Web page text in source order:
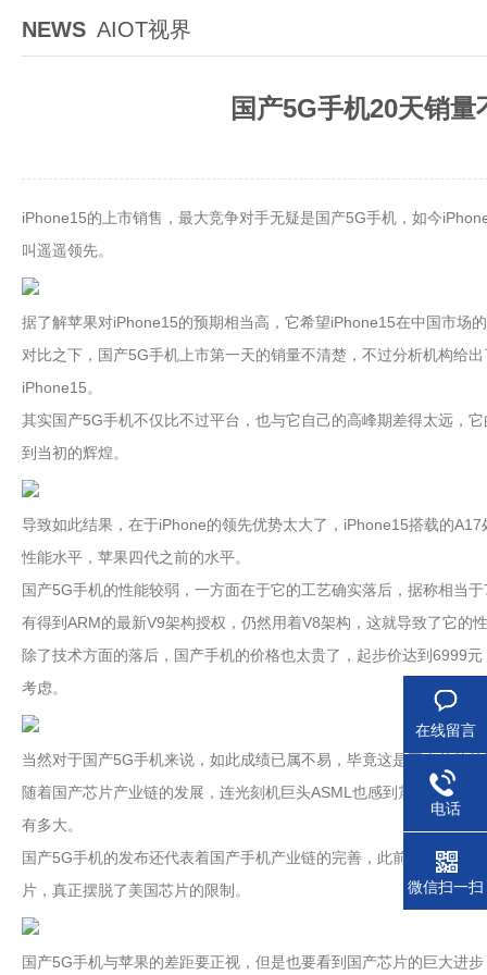
NEWS AIOT视界
国产5G手机20天销
iPhone15的上市销售，最大竞争对手无疑是国产5G手机，如今
叫遥遥领先。
据了解苹果对iPhone15的预期相当高，它希望iPhone15在中国市场
对比之下，国产5G手机上市第一天的销量不清楚，不过分析机构给
iPhone15。
其实国产5G手机不仅比不过平台，也与它自己的高峰期差得太远，
到当初的辉煌。
导致如此结果，在于iPhone的领先优势太大了，iPhone15搭载的
性能水平，苹果四代之前的水平。
国产5G手机的性能较弱，一方面在于它的工艺确实落后，据称相当
有得到ARM的最新V9架构授权，仍然用着V8架构，这就导致了它的
除了技术方面的落后，国产手机的价格也太贵了，起步价达到6999
考虑。
当然对于国产5G手机来说，如此成绩已属不易，毕竟这是国产芯片
随着国产芯片产业链的发展，连光刻机巨头ASML也感到震惊，
有多大。
国产5G手机的发布还代表着国产手机产业链的完善，此前由于美国
片，真正摆脱了美国芯片的限制。
国产5G手机与苹果的差距要正视，但是也要看到国产芯片的巨大进
在线留言
电话
微信扫一扫